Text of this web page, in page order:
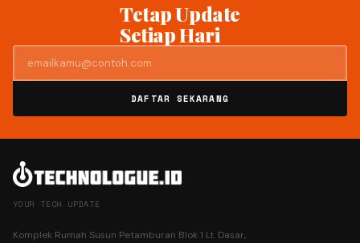
Tetap Update
Setiap Hari
DAFTAR SEKARANG
YOUR TECH UPDATE
Komplek Rumah Susun Petamburan Blok 1 Lt. Dasar,